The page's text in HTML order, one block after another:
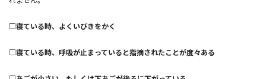
□寝ている時、よくいびきをかく
□寝ている時、呼吸が止まっていると指摘されたことが度々ある